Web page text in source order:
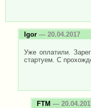
Igor — 20.04.2017
Уже оплатили.
стартуем. С
FTM —